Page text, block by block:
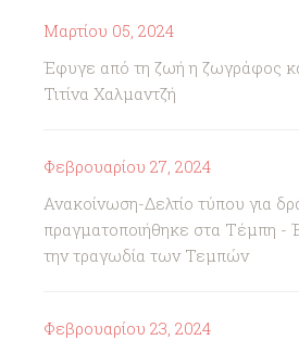
Μαρτίου 05, 2024
Έφυγε από τη ζωή η ζωγράφος
Τιτίνα Χαλμαντζή
Φεβρουαρίου 27, 2024
Ανακοίνωση-Δελτίο τύπου για
πραγματοποιήθηκε στα Τέμπη -
την τραγωδία των Τεμπών
Φεβρουαρίου 23, 2024